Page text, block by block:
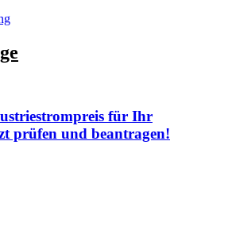
für Ihr
prüfen und beantragen!